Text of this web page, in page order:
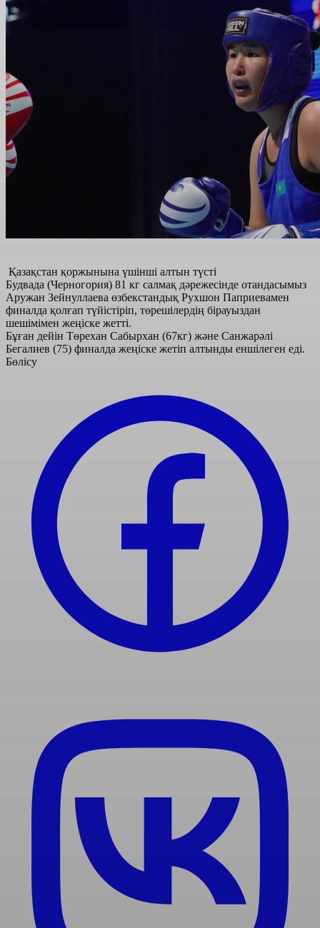
Қазақстан қоржынына үшінші алтын түсті
Будвада (Черногория) 81 кг салмақ дәрежесінде отандасымыз
Аружан Зейнуллаева өзбекстандық Рухшон Паприевамен
финалда қолғап түйістіріп, төрешілердің бірауыздан
шешімімен жеңіске жетті.
Бұған дейін Төрехан Сабырхан (67кг) және Санжарәлі
Бегалиев (75) финалда жеңіске жетіп алтынды еншілеген еді.
Бөлісу